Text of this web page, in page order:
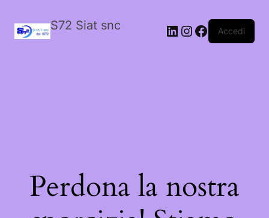
S72 Siat snc LinkedIn
Instagram
Facebook
Accedi
Perdona la nostra